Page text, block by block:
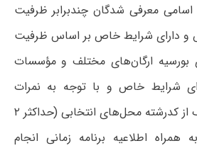
معرفی شدگان چندبرابر ظرفیت
و دارای شرایط خاص بر اساس ظرفیت
ارگان‌های مختلف و مؤسسات
شرایط خاص و با توجه به نمرات
امتحانی در هر یک از کدرشته محل‌های انتخابی (حداکثر ۲
اطلاعیه برنامه زمانی انجام